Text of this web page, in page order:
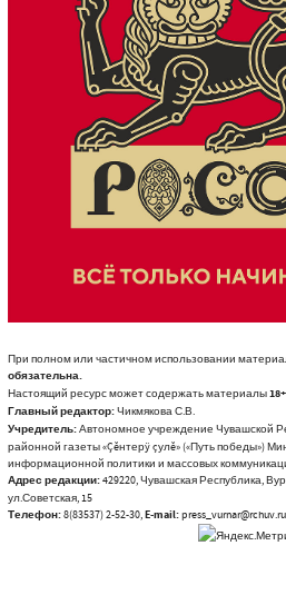
При полном или частичном использовании
обязательна.
Настоящий ресурс может содержать материалы18+
Главный редактор:Чикмякова С.В.
Учредитель:Автономное учреждение Чувашской
районной газеты «Çĕнтерÿ çулĕ» («Путь победы»)
информационной политики и массовых
Адрес редакции:429220, Чувашская Республика,
ул.Советская, 15
Телефон:8(83537) 2-52-30,E-mail:press_vurnar@rchuv.ru